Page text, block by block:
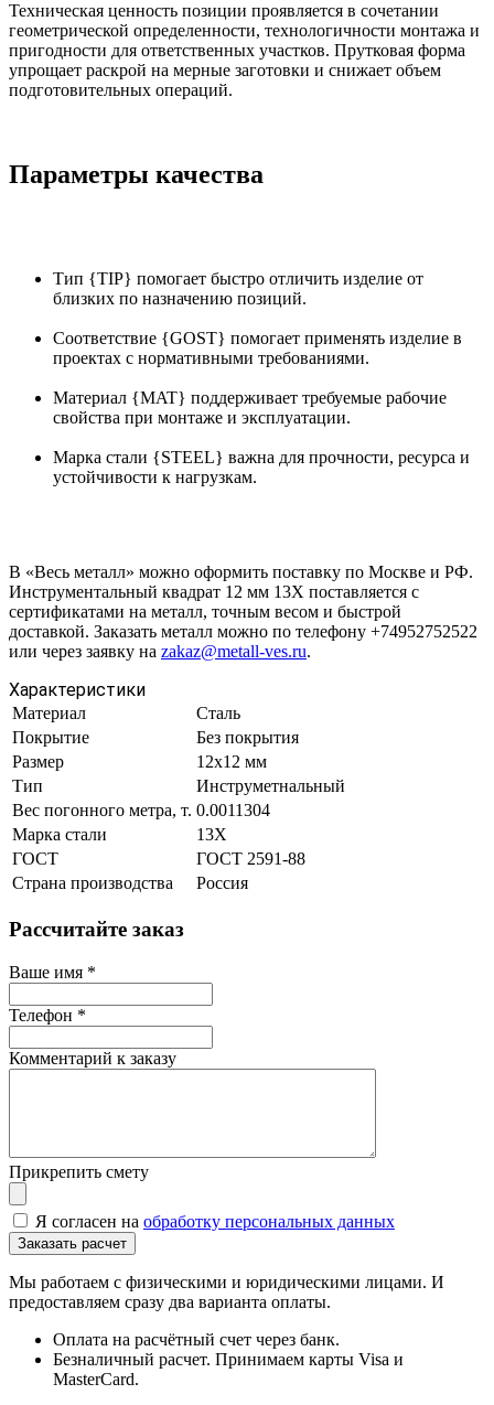
Техническая ценность позиции проявляется в сочетании
геометрической определенности, технологичности монтажа и
пригодности для ответственных участков. Прутковая форма
упрощает раскрой на мерные заготовки и снижает объем
подготовительных операций.
Параметры качества
Тип {TIP} помогает быстро отличить изделие от
близких по назначению позиций.
Соответствие {GOST} помогает применять изделие в
проектах с нормативными требованиями.
Материал {MAT} поддерживает требуемые рабочие
свойства при монтаже и эксплуатации.
Марка стали {STEEL} важна для прочности, ресурса и
устойчивости к нагрузкам.
В «Весь металл» можно оформить поставку по Москве и РФ.
Инструментальный квадрат 12 мм 13Х поставляется с
сертификатами на металл, точным весом и быстрой
доставкой. Заказать металл можно по телефону +74952752522
или через заявку на zakaz@metall-ves.ru.
Характеристики
Материал
Сталь
Покрытие
Без покрытия
Размер
12х12 мм
Тип
Инструметнальный
Вес погонного метра, т. 0.0011304
Марка стали
13Х
ГОСТ
ГОСТ 2591-88
Страна производства
Россия
Рассчитайте заказ
Ваше имя *
Телефон *
Комментарий к заказу
Прикрепить смету
Я согласен на обработку персональных данных
Мы работаем с физическими и юридическими лицами. И
предоставляем сразу два варианта оплаты.
Оплата на расчётный счет через банк.
Безналичный расчет. Принимаем карты Visa и
MasterCard.